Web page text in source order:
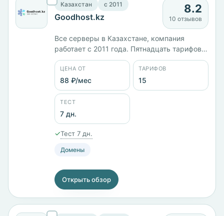
Казахстан c 2011
Goodhost.kz
8.2
10 отзывов
Все серверы в Казахстане, компания
работает с 2011 года. Пятнадцать тарифов
от 88 ₽/мес: виртуальный хостинг, VPS и
выделенные машины. Линейка NVMe-VPS
идёт от 4 ядер и 2 ГБ памяти за 1604 ₽/мес
до 8 ядер и 16 ГБ за 8412 ₽/мес. Панель
Plesk, тестовый период 7 дней.
ЦЕНА ОТ
88 ₽/мес
ТАРИФОВ
15
ТЕСТ
7 дн.
✓Тест 7 дн.
Домены
Открыть обзор